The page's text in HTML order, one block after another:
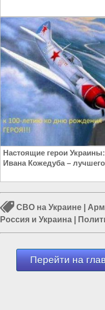
Настоящие герои
Ивана Кожедуба –
СВО на Украине
Россия и Украина
Украина|Война в
Перейти на